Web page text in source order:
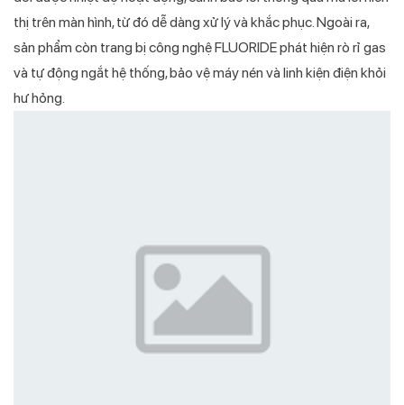
thị trên màn hình, từ đó dễ dàng xử lý và khắc phục. Ngoài ra,
sản phẩm còn trang bị công nghệ FLUORIDE phát hiện rò rỉ gas
và tự động ngắt hệ thống, bảo vệ máy nén và linh kiện điện khỏi
hư hỏng.